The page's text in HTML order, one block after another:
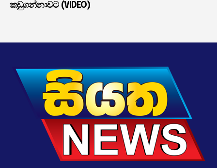
කඩුගන්නාවට (VIDEO)